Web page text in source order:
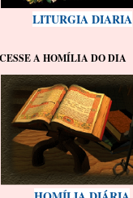
LITURGIA DIARIA
A HOMÍLIA DO DIA